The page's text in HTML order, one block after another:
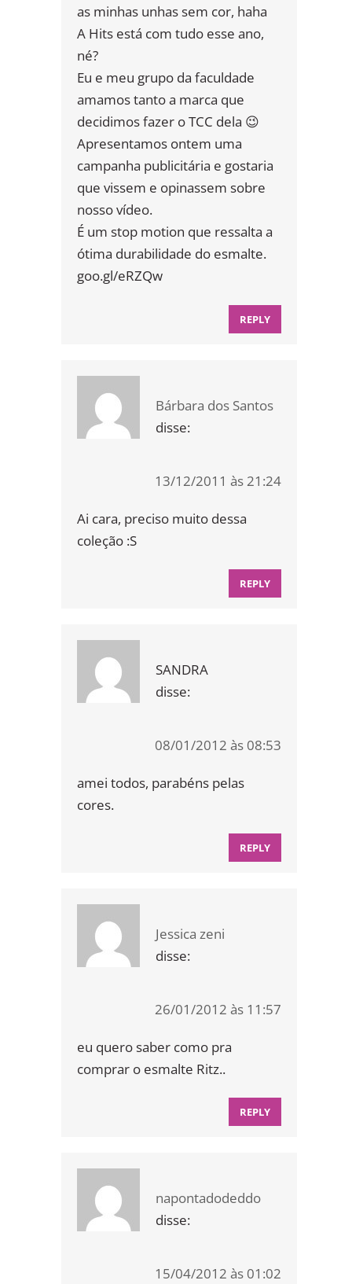
as minhas unhas sem cor, haha
A Hits está com tudo esse ano,
né?
Eu e meu grupo da faculdade
amamos tanto a marca que
decidimos fazer o TCC dela 😉
Apresentamos ontem uma
campanha publicitária e gostaria
que vissem e opinassem sobre
nosso vídeo.
É um stop motion que ressalta a
ótima durabilidade do esmalte.
goo.gl/eRZQw
REPLY
Bárbara dos Santos
disse:
13/12/2011 às 21:24
Ai cara, preciso muito dessa
coleção :S
REPLY
SANDRA
disse:
08/01/2012 às 08:53
amei todos, parabéns pelas
cores.
REPLY
Jessica zeni
disse:
26/01/2012 às 11:57
eu quero saber como pra
comprar o esmalte Ritz..
REPLY
napontadodeddo
disse:
15/04/2012 às 01:02